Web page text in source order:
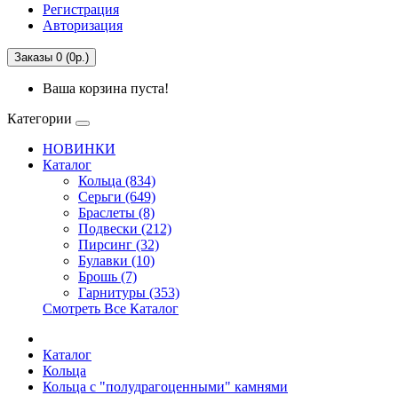
Регистрация
Авторизация
Заказы 0 (0р.)
Ваша корзина пуста!
Категории
НОВИНКИ
Каталог
Кольца (834)
Серьги (649)
Браслеты (8)
Подвески (212)
Пирсинг (32)
Булавки (10)
Брошь (7)
Гарнитуры (353)
Смотреть Все Каталог
Каталог
Кольца
Кольца с "полудрагоценными" камнями